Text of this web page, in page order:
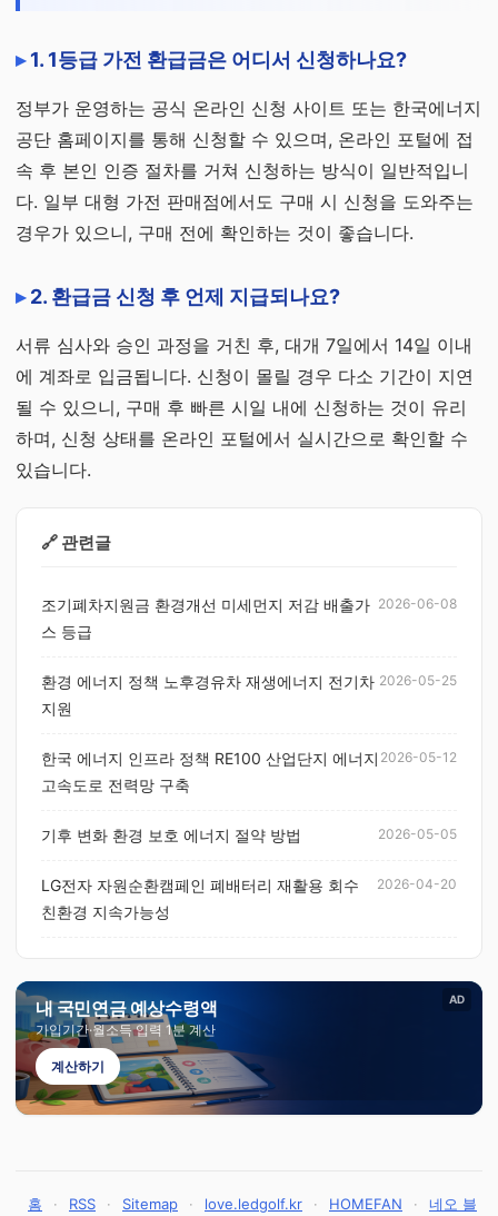
1. 1등급 가전 환급금은 어디서 신청하나요?
정부가 운영하는 공식 온라인 신청 사이트 또는 한국에너지
공단 홈페이지를 통해 신청할 수 있으며, 온라인 포털에 접
속 후 본인 인증 절차를 거쳐 신청하는 방식이 일반적입니
다. 일부 대형 가전 판매점에서도 구매 시 신청을 도와주는
경우가 있으니, 구매 전에 확인하는 것이 좋습니다.
2. 환급금 신청 후 언제 지급되나요?
서류 심사와 승인 과정을 거친 후, 대개 7일에서 14일 이내
에 계좌로 입금됩니다. 신청이 몰릴 경우 다소 기간이 지연
될 수 있으니, 구매 후 빠른 시일 내에 신청하는 것이 유리
하며, 신청 상태를 온라인 포털에서 실시간으로 확인할 수
있습니다.
🔗 관련글
조기폐차지원금 환경개선 미세먼지 저감 배출가
스 등급
2026-06-08
환경 에너지 정책 노후경유차 재생에너지 전기차
지원
2026-05-25
한국 에너지 인프라 정책 RE100 산업단지 에너지
고속도로 전력망 구축
2026-05-12
기후 변화 환경 보호 에너지 절약 방법 2026-05-05
LG전자 자원순환캠페인 폐배터리 재활용 회수
친환경 지속가능성
2026-04-20
AD
내 국민연금 예상수령액
가입기간·월소득 입력 1분 계산
계산하기
홈 · RSS · Sitemap · love.ledgolf.kr · HOMEFAN · 네오 블